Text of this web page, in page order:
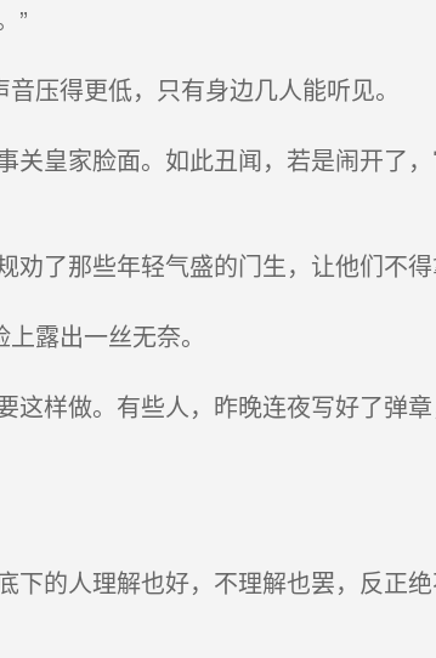
”
压得更低，只有身边几人能听见。
皇家脸面。如此丑闻，若是闹开了
了那些年轻气盛的门生，让他们不
露出一丝无奈。
样做。有些人，昨晚连夜写好了弹
的人理解也好，不理解也罢，反正